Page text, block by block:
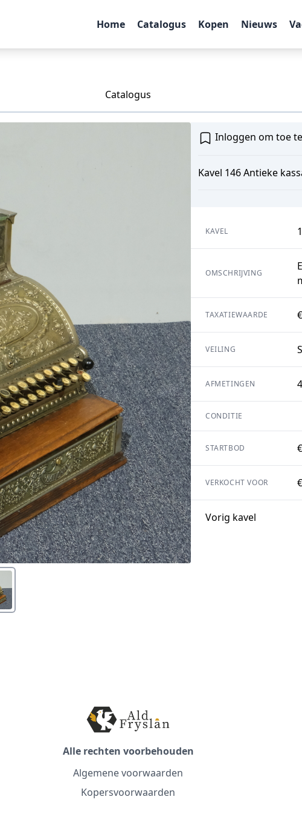
Home Catalogus Kopen Nieuws
Catalogus
Inloggen om toe
Kavel 146 Antieke
KAVEL
OMSCHRIJVING
TAXATIEWAARDE
VEILING
AFMETINGEN
CONDITIE
STARTBOD
VERKOCHT VOOR
Vorig kavel
Alle rechten voorbehouden
Algemene voorwaarden
Kopersvoorwaarden